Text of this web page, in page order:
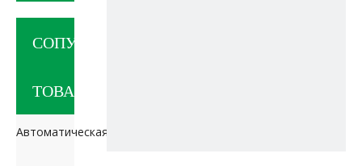
СОПУТСТВУЮЩИЕ
ТОВАРЫ